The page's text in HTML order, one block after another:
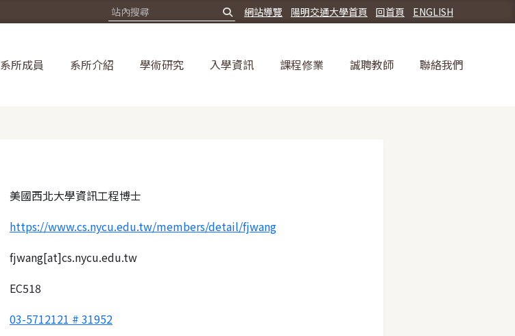
ENGLISH
回首頁
陽明交通大學首頁
網站導覽
系所成員 系所介紹 學術研究 入學資訊 課程修業 誠聘教師 聯絡我們
美國西北大學資訊工程博士
https://www.cs.nycu.edu.tw/members/detail/fjwang
fjwang[at]cs.nycu.edu.tw
EC518
03-5712121 # 31952